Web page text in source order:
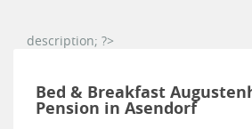
description; ?>
Bed & Breakfast
Pension in Asendorf